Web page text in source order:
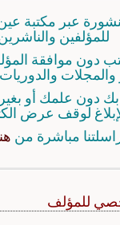
عبر مكتبة
للمؤلفين
دون موافقة
والمجلات والدوريات
دون علمك أو
لوقف عرض
مباشرة من
للمؤلف